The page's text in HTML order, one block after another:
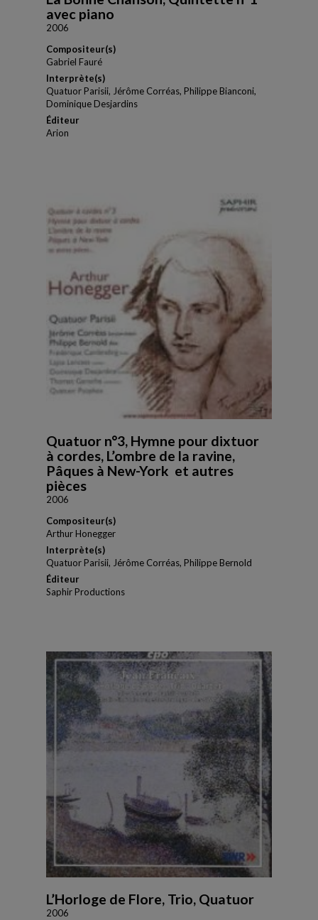
avec piano
2006
Compositeur(s)
Gabriel Fauré
Interprète(s)
Quatuor Parisii, Jérôme Corréas, Philippe Bianconi,
Dominique Desjardins
Éditeur
Arion
Quatuor n°3, Hymne pour dixtuor
à cordes, L’ombre de la ravine,
Pâques à New-York et autres
pièces
2006
Compositeur(s)
Arthur Honegger
Interprète(s)
Quatuor Parisii, Jérôme Corréas, Philippe Bernold
Éditeur
Saphir Productions
L’Horloge de Flore, Trio, Quatuor
2006